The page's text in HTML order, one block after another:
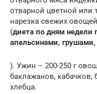
отварной цветной или
нарезка свежих
(диета по дням недели
апельсинами,
). Ужин – 200-250 г
баклажанов,
хлебца.